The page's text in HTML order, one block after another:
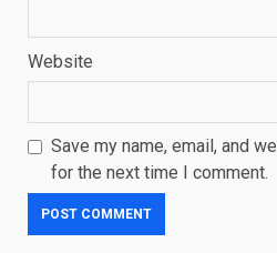
Website
Save my name, email, and
for the next time I comment.